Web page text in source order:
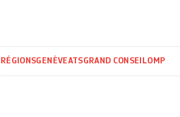
RÉGIONSGENÈVEATSGRAND CONSEILOMP